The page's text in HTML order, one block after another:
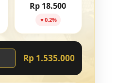
Rp 18.500
▼0.2%
Rp 1.535.000